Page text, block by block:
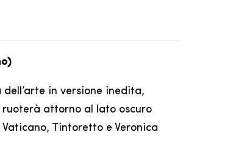
in versione inedita,
ruoterà attorno al lato oscuro
Tintoretto e Veronica